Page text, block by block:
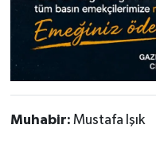
Muhabir: Mustafa Işık